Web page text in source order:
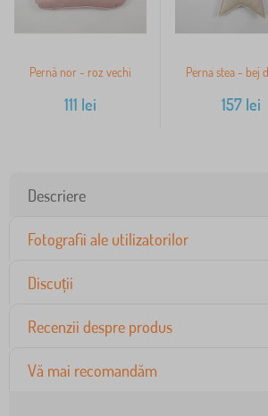
Pernă nor - roz vechi
111 lei
Perna stea - bej
157 lei
Descriere
Fotografii ale utilizatorilor
Discuții
Recenzii despre produs
Vă mai recomandăm